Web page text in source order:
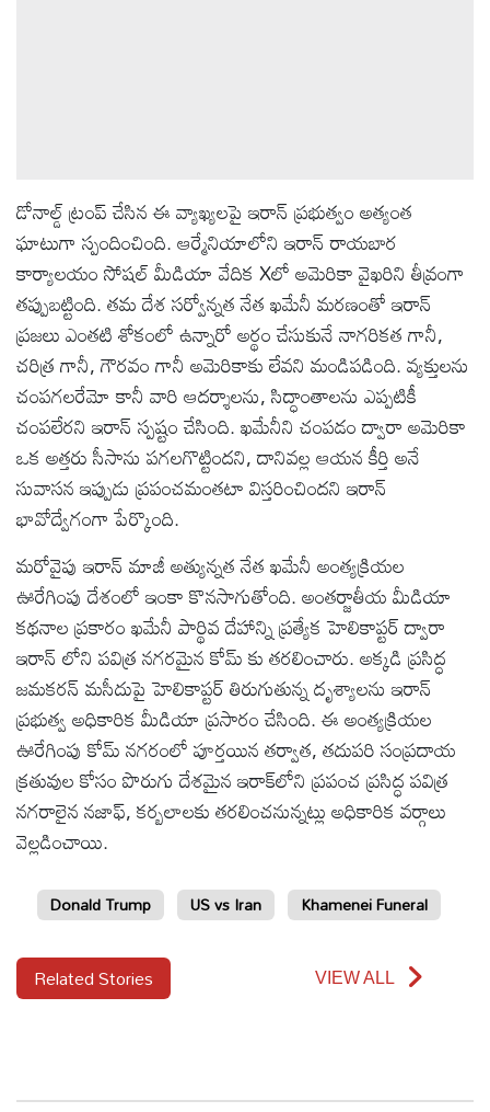
డోనాల్డ్ ట్రంప్ చేసిన ఈ వ్యాఖ్యలపై ఇరాన్ ప్రభుత్వం అత్యంత
ఘాటుగా స్పందించింది. ఆర్మేనియాలోని ఇరాన్ రాయబార
కార్యాలయం సోషల్ మీడియా వేదిక Xలో అమెరికా వైఖరిని తీవ్రంగా
తప్పుబట్టింది. తమ దేశ సర్వోన్నత నేత ఖమేనీ మరణంతో ఇరాన్
ప్రజలు ఎంతటి శోకంలో ఉన్నారో అర్థం చేసుకునే నాగరికత గానీ,
చరిత్ర గానీ, గౌరవం గానీ అమెరికాకు లేవని మండిపడింది. వ్యక్తులను
చంపగలరేమో కానీ వారి ఆదర్శాలను, సిద్ధాంతాలను ఎప్పటికీ
చంపలేరని ఇరాన్ స్పష్టం చేసింది. ఖమేనీని చంపడం ద్వారా అమెరికా
ఒక అత్తరు సీసాను పగలగొట్టిందని, దానివల్ల ఆయన కీర్తి అనే
సువాసన ఇప్పుడు ప్రపంచమంతటా విస్తరించిందని ఇరాన్
భావోద్వేగంగా పేర్కొంది.
మరోవైపు ఇరాన్ మాజీ అత్యున్నత నేత ఖమేనీ అంత్యక్రియల
ఊరేగింపు దేశంలో ఇంకా కొనసాగుతోంది. అంతర్జాతీయ మీడియా
కథనాల ప్రకారం ఖమేనీ పార్థివ దేహాన్ని ప్రత్యేక హెలికాప్టర్ ద్వారా
ఇరాన్ లోని పవిత్ర నగరమైన కోమ్ కు తరలించారు. అక్కడి ప్రసిద్ధ
జమకరన్ మసీదుపై హెలికాప్టర్ తిరుగుతున్న దృశ్యాలను ఇరాన్
ప్రభుత్వ అధికారిక మీడియా ప్రసారం చేసింది. ఈ అంత్యక్రియల
ఊరేగింపు కోమ్ నగరంలో పూర్తయిన తర్వాత, తదుపరి సంప్రదాయ
క్రతువుల కోసం పొరుగు దేశమైన ఇరాక్‌లోని ప్రపంచ ప్రసిద్ధ పవిత్ర
నగరాలైన నజాఫ్, కర్బలాలకు తరలించనున్నట్లు అధికారిక వర్గాలు
వెల్లడించాయి.
Donald Trump US vs Iran Khamenei Funeral
Related Stories VIEW ALL